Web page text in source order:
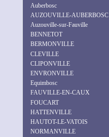
Auberbosc
AUZOUVILLE-AUBERBOSC
Auzouville-sur-Fauville
BENNETOT
BERMONVILLE
CLEVILLE
CLIPONVILLE
ENVRONVILLE
Equimbosc
FAUVILLE-EN-CAUX
FOUCART
HATTENVILLE
HAUTOT-LE-VATOIS
NORMANVILLE